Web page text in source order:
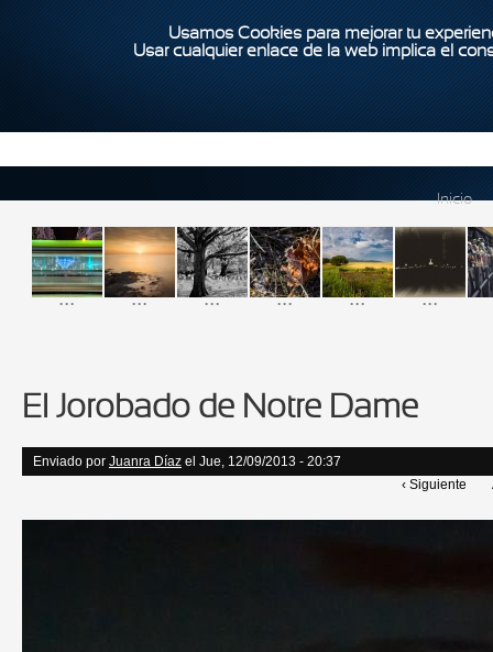
Usamos Cookies para mejorar tu
Usar cualquier enlace de la web implica el
Inicio
... ... ... ... ... ...
El Jorobado de Notre Dame
Enviado por Juanra Díaz el Jue, 12/09/2013 - 20:37
‹ Siguiente